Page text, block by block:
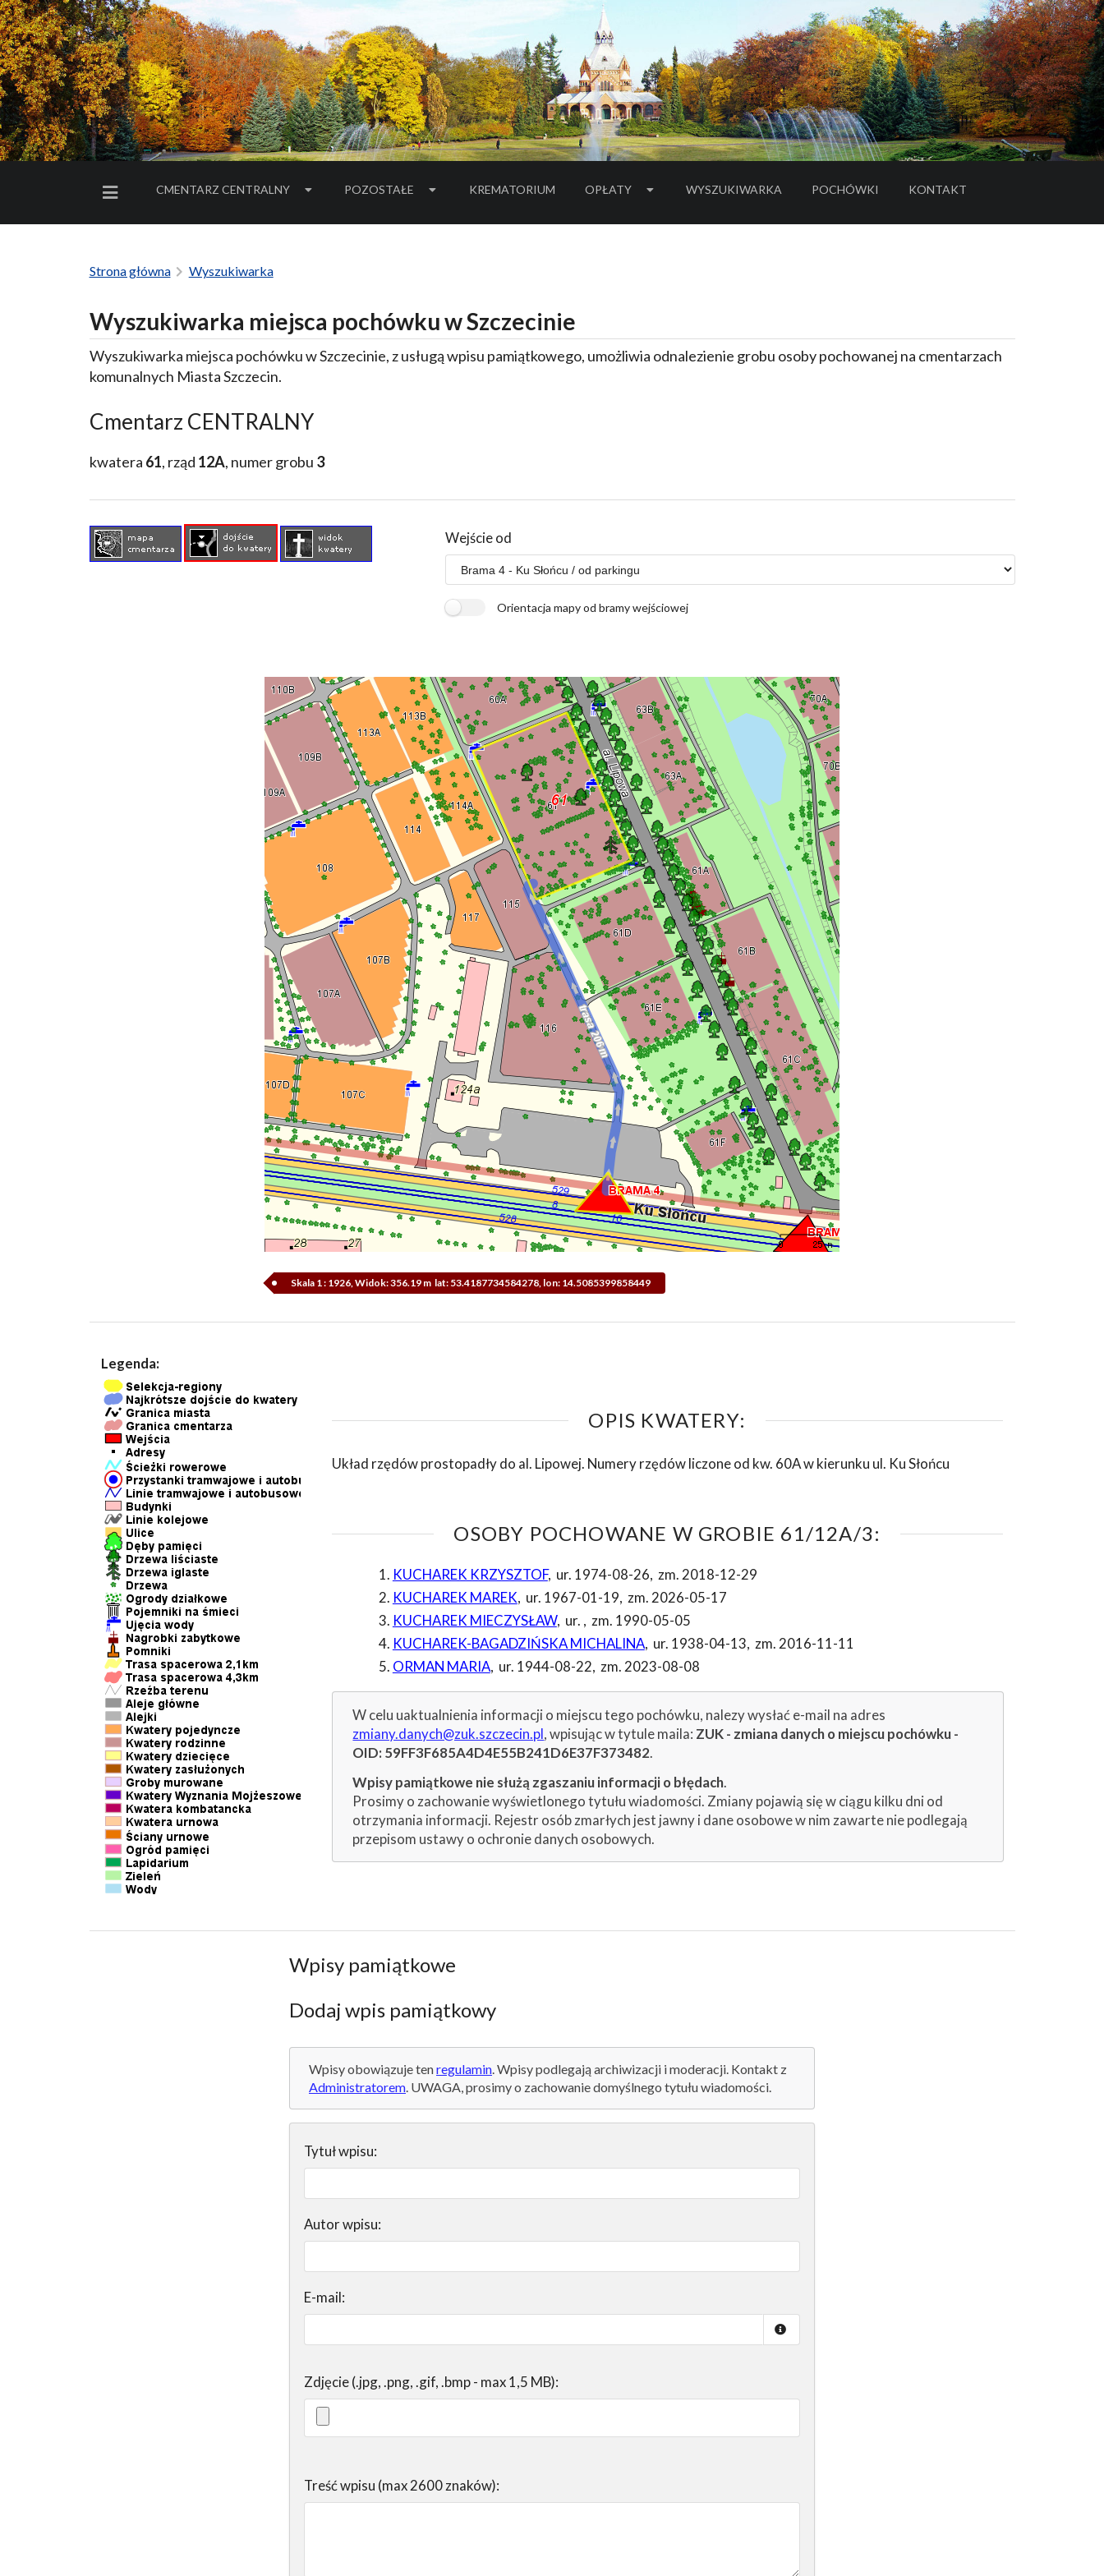
MENU BOCZNE
CMENTARZ CENTRALNY POZOSTAŁE KREMATORIUM OPŁATY WYSZUKIWARKA POCHÓWKI
- LINK DO SERWISU ZEWNĘTRZNEGO
KONTAKT
Strona główna Wyszukiwarka
Wyszukiwarka miejsca pochówku w Szczecinie
Wyszukiwarka miejsca pochówku w Szczecinie, z usługą wpisu pamiątkowego, umożliwia odnalezienie grobu osoby pochowanej na cmentarzach
komunalnych Miasta Szczecin.
Cmentarz CENTRALNY
kwatera 61, rząd 12A, numer grobu 3
Wejście od
Orientacja mapy od bramy wejściowej
Skala 1 : 1926, Widok: 356.19 m lat: 53.4187734584278, lon: 14.5085399858449
Legenda:
OPIS KWATERY:
Układ rzędów prostopadły do al. Lipowej. Numery rzędów liczone od kw. 60A w kierunku ul. Ku Słońcu
OSOBY POCHOWANE W GROBIE 61/12A/3:
KUCHAREK KRZYSZTOF, ur. 1974-08-26, zm. 2018-12-29
KUCHAREK MAREK, ur. 1967-01-19, zm. 2026-05-17
KUCHAREK MIECZYSŁAW, ur. , zm. 1990-05-05
KUCHAREK-BAGADZIŃSKA MICHALINA, ur. 1938-04-13, zm. 2016-11-11
ORMAN MARIA, ur. 1944-08-22, zm. 2023-08-08
W celu uaktualnienia informacji o miejscu tego pochówku, nalezy wysłać e-mail na adres
zmiany.danych@zuk.szczecin.pl, wpisując w tytule maila: ZUK - zmiana danych o miejscu pochówku -
OID: 59FF3F685A4D4E55B241D6E37F373482.
Wpisy pamiątkowe nie służą zgaszaniu informacji o błędach.
Prosimy o zachowanie wyświetlonego tytułu wiadomości. Zmiany pojawią się w ciągu kilku dni od
otrzymania informacji. Rejestr osób zmarłych jest jawny i dane osobowe w nim zawarte nie podlegają
przepisom ustawy o ochronie danych osobowych.
Wpisy pamiątkowe
Dodaj wpis pamiątkowy
Wpisy obowiązuje tenregulamin. Wpisy podlegają archiwizacji i moderacji. Kontakt z
Administratorem. UWAGA, prosimy o zachowanie domyślnego tytułu wiadomości.
Tytuł wpisu:
Autor wpisu:
E-mail:
Zdjęcie (.jpg, .png, .gif, .bmp - max 1,5 MB):
Treść wpisu (max 2600 znaków):